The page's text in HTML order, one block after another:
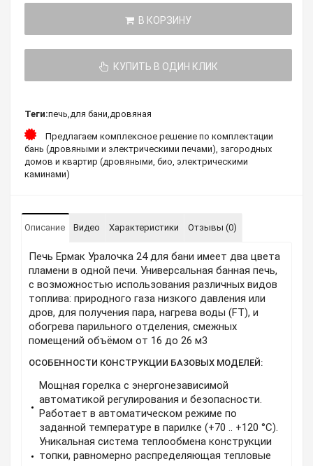
В КОРЗИНУ
КУПИТЬ В ОДИН КЛИК
Теги:печь,для бани,дровяная
Предлагаем комплексное решение по комплектации
бань (дровяными и электрическими печами), загородных
домов и квартир (дровяными, био, электрическими
каминами)
Описание Видео Характеристики Отзывы (0)
Печь Ермак Уралочка 24 для бани имеет два цвета
пламени в одной печи. Универсальная банная печь,
с возможностью использования различных видов
топлива: природного газа низкого давления или
дров, для получения пара, нагрева воды (FT), и
обогрева парильного отделения, смежных
помещений объёмом от 16 до 26 м3
ОСОБЕННОСТИ КОНСТРУКЦИИ БАЗОВЫХ МОДЕЛЕЙ:
Мощная горелка с энергонезависимой
автоматикой регулирования и безопасности.
Работает в автоматическом режиме по
заданной температуре в парилке (+70 .. +120 °C).
Уникальная система теплообмена конструкции
топки, равномерно распределяющая тепловые